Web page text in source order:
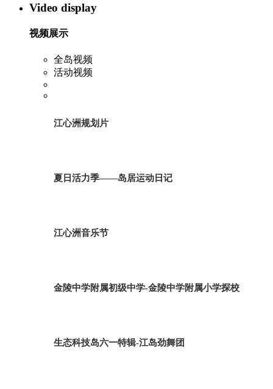
Video display
视频展示
全岛视频
活动视频
江心洲规划片
夏日活力季——岛居运动日记
江心洲音乐节
金陵中学附属初级中学-金陵中学附属小学探校
生态科技岛六一特辑-江岛劲舞团